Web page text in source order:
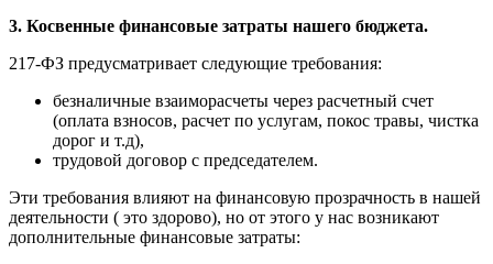
3. Косвенные финансовые затраты нашего бюджета.
217-ФЗ предусматривает следующие требования:
безналичные взаиморасчеты через расчетный счет
(оплата взносов, расчет по услугам, покос травы, чистка
дорог и т.д),
трудовой договор с председателем.
Эти требования влияют на финансовую прозрачность в нашей
деятельности ( это здорово), но от этого у нас возникают
дополнительные финансовые затраты: